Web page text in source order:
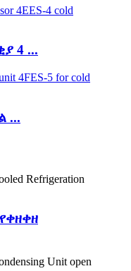
4 ...
...